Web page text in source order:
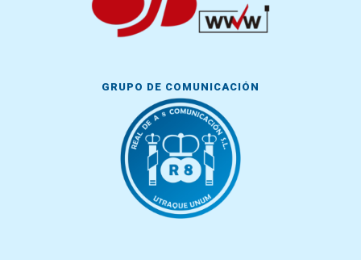
GRUPO DE COMUNICACIÓN